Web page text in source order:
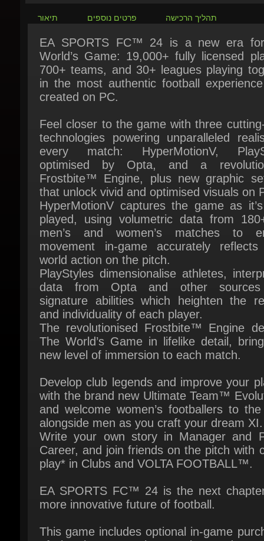
EA SPORTS FC™ 24 is a new era for
700+ teams, and 30+ leagues playing
in the most authentic football experience
created on PC.
Feel closer to the game with three cutting-
every match: HyperMotionV,
optimised by Opta, and a
Frostbite™ Engine, plus new graphic
that unlock vivid and optimised visuals on
HyperMotionV captures the game as it’s
played, using volumetric data from
men’s and women’s matches to
movement in-game accurately reflects
world action on the pitch.
PlayStyles dimensionalise athletes,
data from Opta and other sources
signature abilities which heighten the
and individuality of each player.
The revolutionised Frostbite™ Engine
The World’s Game in lifelike detail,
new level of immersion to each match.
Develop club legends and improve your
with the brand new Ultimate Team™
and welcome women’s footballers to the
alongside men as you craft your dream XI.
Write your own story in Manager and
Career, and join friends on the pitch with
play* in Clubs and VOLTA FOOTBALL™.
EA SPORTS FC™ 24 is the next
more innovative future of football.
This game includes optional in-game
of virtual currency that can be used to
selection of virtual in-game items.